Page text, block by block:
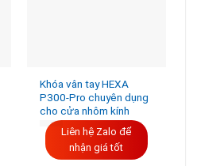
Khóa vân tay HEXA
P300-Pro chuyên dụng
cho cửa nhôm kính
Liên hệ Zalo để
nhận giá tốt